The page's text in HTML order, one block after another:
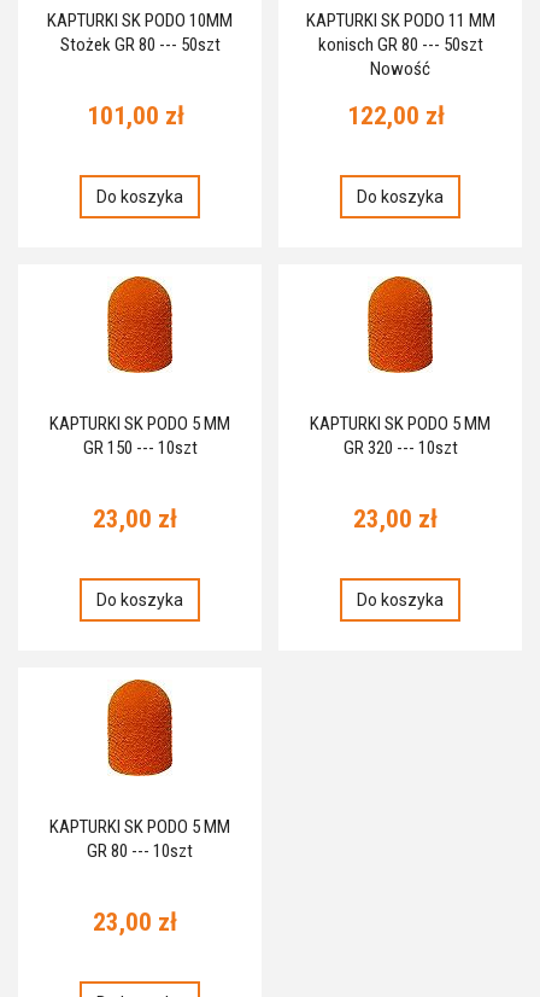
KAPTURKI SK PODO 10MM
Stożek GR 80 --- 50szt
101,00 zł
Do koszyka
KAPTURKI SK PODO 11 MM
konisch GR 80 --- 50szt
Nowość
122,00 zł
Do koszyka
KAPTURKI SK PODO 5 MM
GR 150 --- 10szt
23,00 zł
Do koszyka
KAPTURKI SK PODO 5 MM
GR 320 --- 10szt
23,00 zł
Do koszyka
KAPTURKI SK PODO 5 MM
GR 80 --- 10szt
23,00 zł